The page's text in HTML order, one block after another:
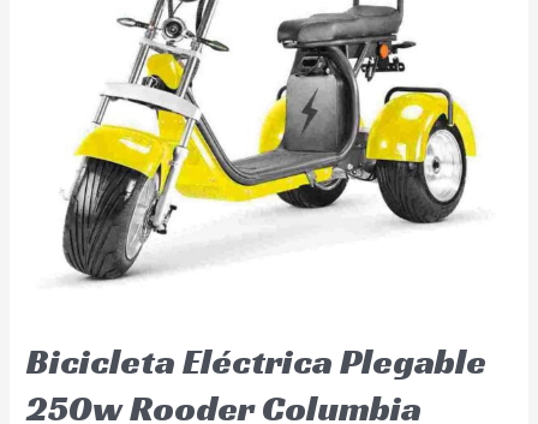
Bicicleta Eléctrica Plegable
250w Rooder Columbia